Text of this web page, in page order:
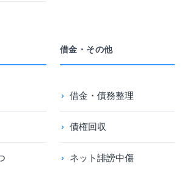
借金・その他
借金・債務整理
債権回収
ネット誹謗中傷